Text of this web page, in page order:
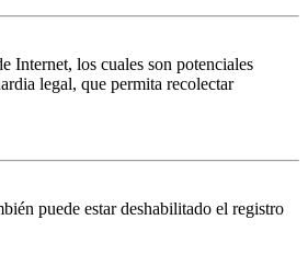
Internet, los cuales son potenciales
legal, que permita recolectar
puede estar deshabilitado el registro